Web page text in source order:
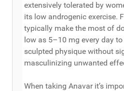
extensively tolerated by
its low androgenic exercise.
typically make the most of
low as 5–10 mg every day
sculpted physique without
masculinizing unwanted
When taking Anavar it’s